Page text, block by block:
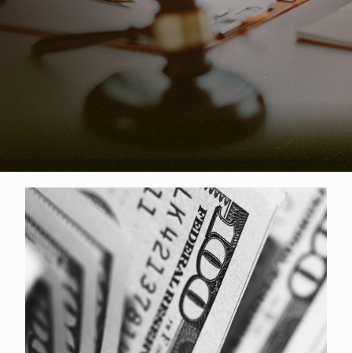
汽機車借款推薦看這篇！讓你輕鬆搞
懂汽機車借款的眉角